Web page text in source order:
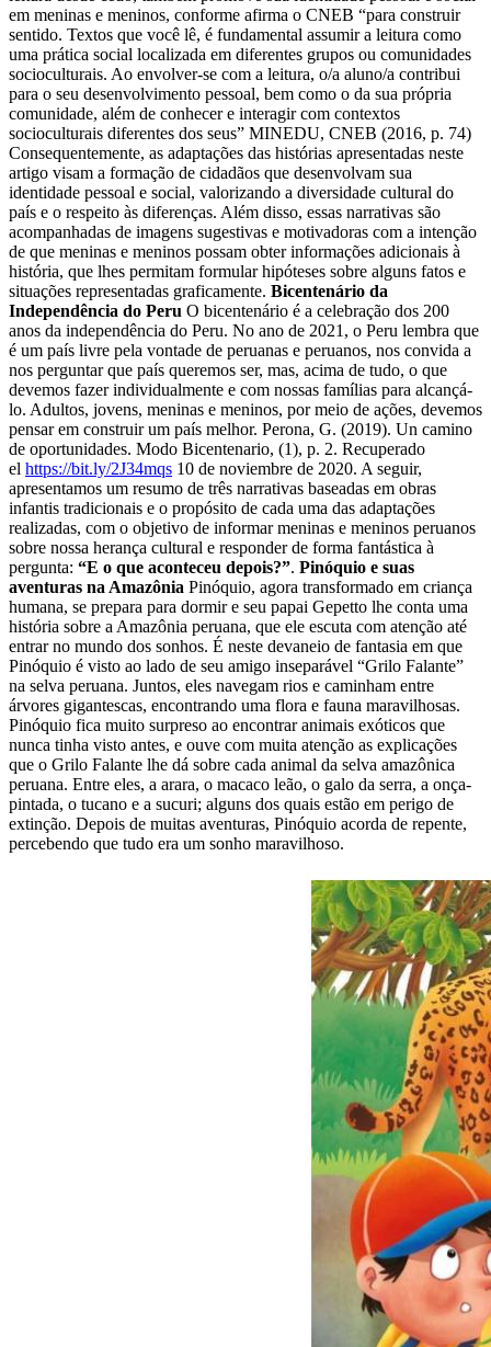
em meninas e meninos, conforme afirma o CNEB “para construir
sentido. Textos que você lê, é fundamental assumir a leitura como
uma prática social localizada em diferentes grupos ou comunidades
socioculturais. Ao envolver-se com a leitura, o/a aluno/a contribui
para o seu desenvolvimento pessoal, bem como o da sua própria
comunidade, além de conhecer e interagir com contextos
socioculturais diferentes dos seus” MINEDU, CNEB (2016, p. 74)
Consequentemente, as adaptações das histórias apresentadas neste
artigo visam a formação de cidadãos que desenvolvam sua
identidade pessoal e social, valorizando a diversidade cultural do
país e o respeito às diferenças. Além disso, essas narrativas são
acompanhadas de imagens sugestivas e motivadoras com a intenção
de que meninas e meninos possam obter informações adicionais à
história, que lhes permitam formular hipóteses sobre alguns fatos e
situações representadas graficamente. Bicentenário da
Independência do Peru O bicentenário é a celebração dos 200
anos da independência do Peru. No ano de 2021, o Peru lembra que
é um país livre pela vontade de peruanas e peruanos, nos convida a
nos perguntar que país queremos ser, mas, acima de tudo, o que
devemos fazer individualmente e com nossas famílias para alcançá-
lo. Adultos, jovens, meninas e meninos, por meio de ações, devemos
pensar em construir um país melhor. Perona, G. (2019). Un camino
de oportunidades. Modo Bicentenario, (1), p. 2. Recuperado
el https://bit.ly/2J34mqs 10 de noviembre de 2020. A seguir,
apresentamos um resumo de três narrativas baseadas em obras
infantis tradicionais e o propósito de cada uma das adaptações
realizadas, com o objetivo de informar meninas e meninos peruanos
sobre nossa herança cultural e responder de forma fantástica à
pergunta: “E o que aconteceu depois?”. Pinóquio e suas
aventuras na Amazônia Pinóquio, agora transformado em criança
humana, se prepara para dormir e seu papai Gepetto lhe conta uma
história sobre a Amazônia peruana, que ele escuta com atenção até
entrar no mundo dos sonhos. É neste devaneio de fantasia em que
Pinóquio é visto ao lado de seu amigo inseparável “Grilo Falante”
na selva peruana. Juntos, eles navegam rios e caminham entre
árvores gigantescas, encontrando uma flora e fauna maravilhosas.
Pinóquio fica muito surpreso ao encontrar animais exóticos que
nunca tinha visto antes, e ouve com muita atenção as explicações
que o Grilo Falante lhe dá sobre cada animal da selva amazônica
peruana. Entre eles, a arara, o macaco leão, o galo da serra, a onça-
pintada, o tucano e a sucuri; alguns dos quais estão em perigo de
extinção. Depois de muitas aventuras, Pinóquio acorda de repente,
percebendo que tudo era um sonho maravilhoso.